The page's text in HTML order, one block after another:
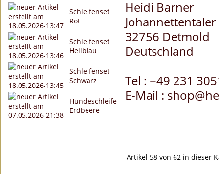
Schleifenset
Rot
Schleifenset
Hellblau
Schleifenset
Schwarz
Hundeschleife
Erdbeere
Heidi Barner
Johannettentaler
32756 Detmold
Deutschland
Tel : +49 231
E-Mail :
Artikel 58 von 62 in dieser